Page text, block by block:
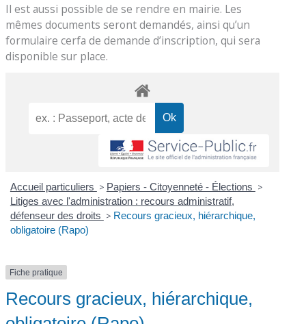
Il est aussi possible de se rendre en mairie. Les
mêmes documents seront demandés, ainsi qu’un
formulaire cerfa de demande d’inscription, qui sera
disponible sur place.
Accueil particuliers > Papiers - Citoyenneté - Élections >
Litiges avec l'administration : recours administratif,
défenseur des droits > Recours gracieux, hiérarchique,
obligatoire (Rapo)
Fiche pratique
Recours gracieux, hiérarchique,